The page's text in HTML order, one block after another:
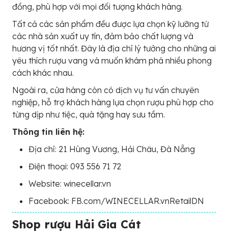
đồng, phù hợp với mọi đối tượng khách hàng.
Tất cả các sản phẩm đều được lựa chọn kỹ lưỡng từ
các nhà sản xuất uy tín, đảm bảo chất lượng và
hương vị tốt nhất. Đây là địa chỉ lý tưởng cho những ai
yêu thích rượu vang và muốn khám phá nhiều phong
cách khác nhau.
Ngoài ra, cửa hàng còn có dịch vụ tư vấn chuyên
nghiệp, hỗ trợ khách hàng lựa chọn rượu phù hợp cho
từng dịp như tiệc, quà tặng hay sưu tầm.
Thông tin liên hệ:
Địa chỉ: 21 Hùng Vương, Hải Châu, Đà Nẵng
Điện thoại: 093 556 71 72
Website: winecellar.vn
Facebook: FB.com/WINECELLAR.vnRetailDN
Shop rượu Hải Gia Cát